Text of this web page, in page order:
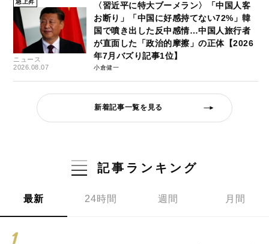
急上昇
ニュース
2026.08.07
〈習近平に特大ブーメラン〉「中国人客
お断り」「中国に好感持てない72%」韓
国で噴き出した反中感情…中国人旅行者
が直面した「政治的摩擦」の正体【2026
年7月バズり記事1位】
小倉健一
新着記事一覧を見る
記事ランキング
最新 24時間 週間 月間